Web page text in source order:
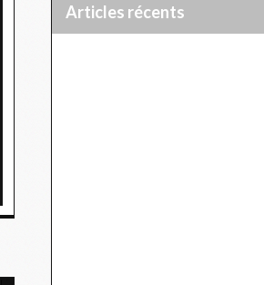
articles récents